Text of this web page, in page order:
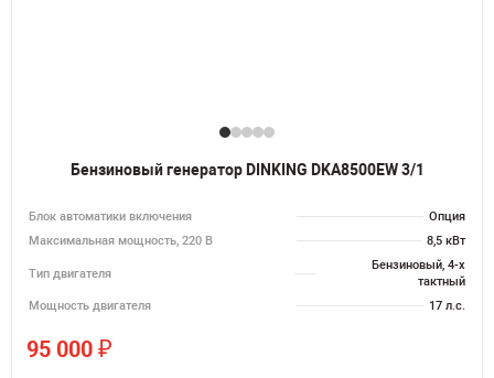
Бензиновый генератор DINKING DKA8500EW 3/1
Блок автоматики включения
Опция
Максимальная мощность, 220 В
8,5 кВт
Тип двигателя
Бензиновый, 4-х
тактный
Мощность двигателя
17 л.с.
95 000 ₽